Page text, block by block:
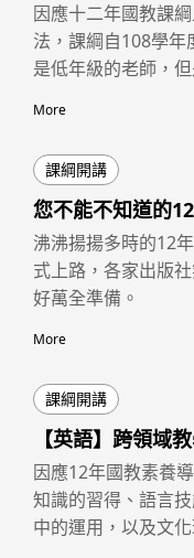
因應十二年國教課
法，課綱自108學年
是低年級的老師，
More
課綱開講
您不能不知道的
沸沸揚揚多時的12
式上路，各家出版
好萬全準備。
More
課綱開講
【英語】跨領域
因應12年國教素養
知識的習得、語言
中的運用，以及文